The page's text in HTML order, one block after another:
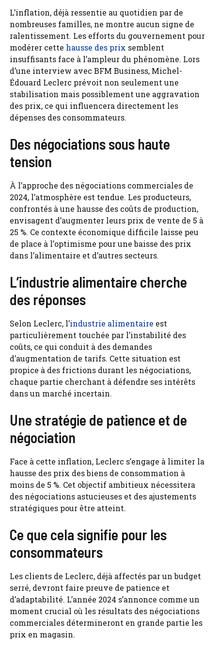
L’inflation, déjà ressentie au quotidien par de
nombreuses familles, ne montre aucun signe de
ralentissement. Les efforts du gouvernement pour
modérer cette hausse des prix semblent
insuffisants face à l’ampleur du phénomène. Lors
d’une interview avec BFM Business, Michel-
Édouard Leclerc prévoit non seulement une
stabilisation mais possiblement une aggravation
des prix, ce qui influencera directement les
dépenses des consommateurs.
Des négociations sous haute
tension
À l’approche des négociations commerciales de
2024, l’atmosphère est tendue. Les producteurs,
confrontés à une hausse des coûts de production,
envisagent d’augmenter leurs prix de vente de 5 à
25 %. Ce contexte économique difficile laisse peu
de place à l’optimisme pour une baisse des prix
dans l’alimentaire et d’autres secteurs.
L’industrie alimentaire cherche
des réponses
Selon Leclerc, l’industrie alimentaire est
particulièrement touchée par l’instabilité des
coûts, ce qui conduit à des demandes
d’augmentation de tarifs. Cette situation est
propice à des frictions durant les négociations,
chaque partie cherchant à défendre ses intérêts
dans un marché incertain.
Une stratégie de patience et de
négociation
Face à cette inflation, Leclerc s’engage à limiter la
hausse des prix des biens de consommation à
moins de 5 %. Cet objectif ambitieux nécessitera
des négociations astucieuses et des ajustements
stratégiques pour être atteint.
Ce que cela signifie pour les
consommateurs
Les clients de Leclerc, déjà affectés par un budget
serré, devront faire preuve de patience et
d’adaptabilité. L’année 2024 s’annonce comme un
moment crucial où les résultats des négociations
commerciales détermineront en grande partie les
prix en magasin.